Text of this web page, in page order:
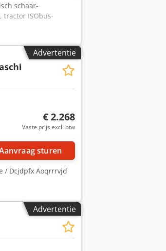
schaar-
tractor ISObus-
Advertentie
€ 2.268
Vaste prijs excl. btw
sturen
/ Dcjdpfx Aoqrrrvjd
Advertentie